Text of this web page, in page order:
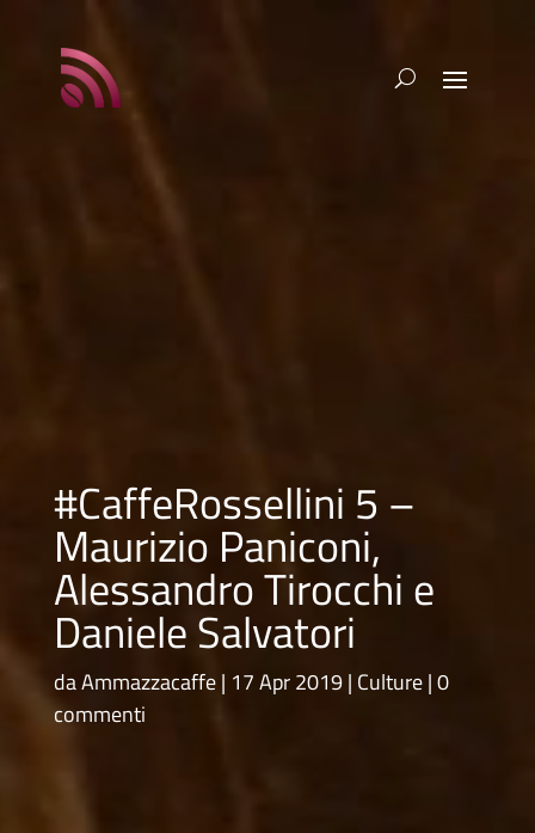
#CaffeRossellini 5 –
Maurizio Paniconi,
Alessandro Tirocchi e
Daniele Salvatori
daAmmazzacaffe 17 Apr 2019 Culture 0
commenti